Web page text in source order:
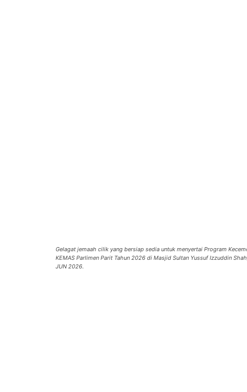
Gelagat jemaah cilik yang bersiap sedia untuk menyertai Program
KEMAS Parlimen Parit Tahun 2026 di Masjid Sultan Yussuf Izzuddin
JUN 2026.